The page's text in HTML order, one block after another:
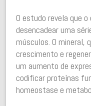
O estudo revela que
desencadear uma
músculos. O mineral,
crescimento e
um aumento de
codificar proteínas
homeostase e